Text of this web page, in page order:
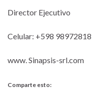
Director Ejecutivo
Celular: +598 98972818
www. Sinapsis-srl.com
Comparte esto: